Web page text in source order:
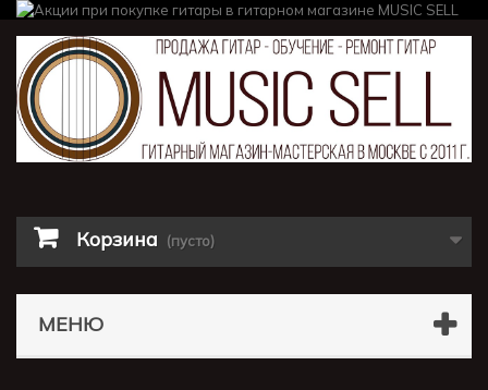
Корзина (пусто)
МЕНЮ